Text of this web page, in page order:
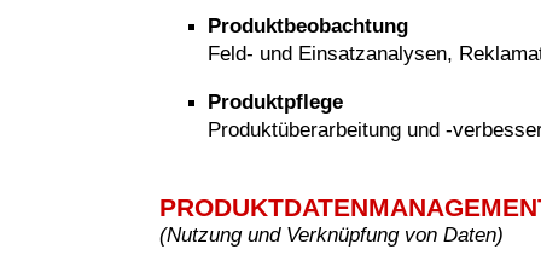
Produktbeobachtung
Feld- und Einsatzanalysen,
Produktpflege
Produktüberarbeitung und -
(Nutzung und Verknüpfung von Daten)